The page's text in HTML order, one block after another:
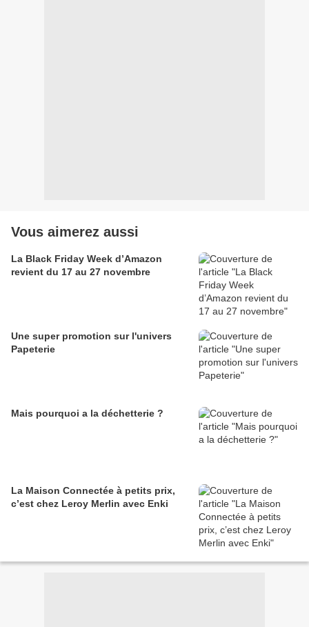
Vous aimerez aussi
La Black Friday Week d’Amazon
revient du 17 au 27 novembre
Une super promotion sur l'univers
Papeterie
Mais pourquoi a la déchetterie ?
La Maison Connectée à petits prix,
c’est chez Leroy Merlin avec Enki